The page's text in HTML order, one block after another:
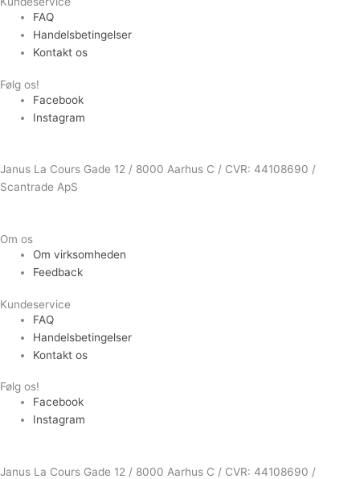
FAQ
Handelsbetingelser
Kontakt os
Følg os!
Facebook
Instagram
Janus La Cours Gade 12 / 8000 Aarhus C / CVR: 44108690 /
Scantrade ApS
Om os
Om virksomheden
Feedback
Kundeservice
FAQ
Handelsbetingelser
Kontakt os
Følg os!
Facebook
Instagram
Janus La Cours Gade 12 / 8000 Aarhus C / CVR: 44108690 /